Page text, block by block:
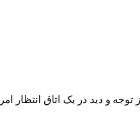
توجه و دید در یک اتاق